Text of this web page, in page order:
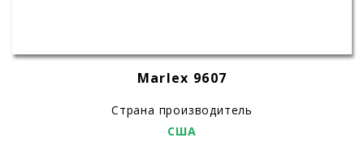
Marlex 9607
Страна производитель
США